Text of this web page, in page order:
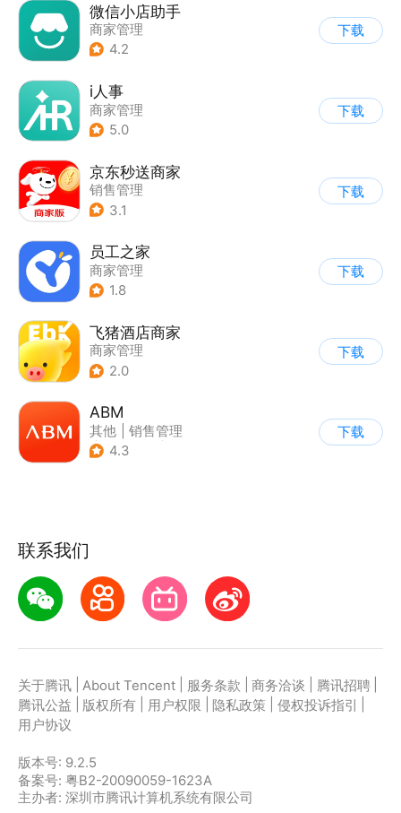
微信小店助手
商家管理
4.2
下载
i人事
商家管理
5.0
下载
京东秒送商家
销售管理
3.1
下载
员工之家
商家管理
1.8
下载
飞猪酒店商家
商家管理
2.0
下载
ABM
其他
销售管理
| 综合商城
4.3
下载
联系我们
关于腾讯 About Tencent 服务条款 商务洽谈 腾讯招聘
腾讯公益
版权所有 用户权限 隐私政策 侵权投诉指引
用户协议
版本号: 9.2.5
备案号: 粤B2-20090059-1623A
主办者: 深圳市腾讯计算机系统有限公司